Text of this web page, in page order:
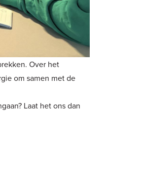
Over het
om samen met de
Laat het ons dan